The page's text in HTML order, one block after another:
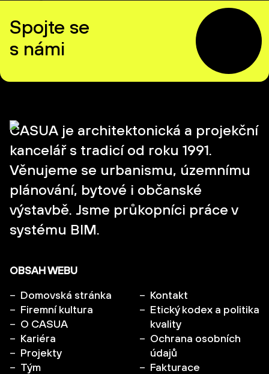
Spojte se
s námi
CASUA je architektonická a projekční
kancelář s tradicí od roku 1991.
Věnujeme se urbanismu, územnímu
plánování, bytové i občanské
výstavbě. Jsme průkopníci práce v
systému BIM.
OBSAH WEBU
Domovská stránka
Firemní kultura
O CASUA
Kariéra
Projekty
Tým
Kontakt
Etický kodex a politika
kvality
Ochrana osobních
údajů
Fakturace